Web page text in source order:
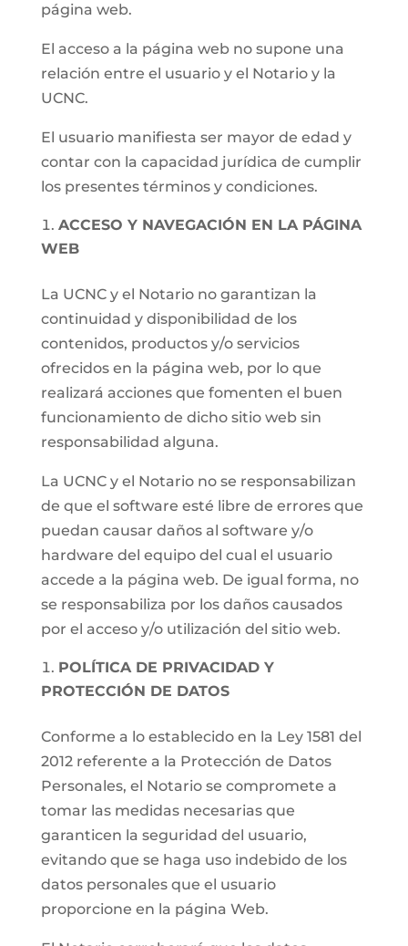
página web.
El acceso a la página web no supone una
relación entre el usuario y el Notario y la
UCNC.
El usuario manifiesta ser mayor de edad y
contar con la capacidad jurídica de cumplir
los presentes términos y condiciones.
ACCESO Y NAVEGACIÓN EN LA PÁGINA
WEB
La UCNC y el Notario no garantizan la
continuidad y disponibilidad de los
contenidos, productos y/o servicios
ofrecidos en la página web, por lo que
realizará acciones que fomenten el buen
funcionamiento de dicho sitio web sin
responsabilidad alguna.
La UCNC y el Notario no se responsabilizan
de que el software esté libre de errores que
puedan causar daños al software y/o
hardware del equipo del cual el usuario
accede a la página web. De igual forma, no
se responsabiliza por los daños causados
por el acceso y/o utilización del sitio web.
POLÍTICA DE PRIVACIDAD Y
PROTECCIÓN DE DATOS
Conforme a lo establecido en la Ley 1581 del
2012 referente a la Protección de Datos
Personales, el Notario se compromete a
tomar las medidas necesarias que
garanticen la seguridad del usuario,
evitando que se haga uso indebido de los
datos personales que el usuario
proporcione en la página Web.